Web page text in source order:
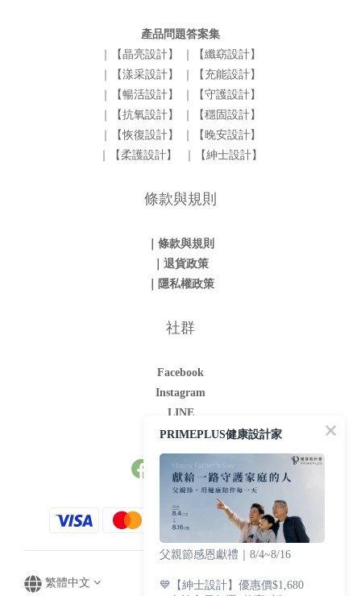
產品問題答案集
｜【晶亮設計】
｜【纖窈設計】
｜【漾采設計】
｜【充能設計】
｜【暢活設計】
｜【守護設計】
｜【抗氧設計】
｜【穩固設計】
｜【恢復設計】
｜【晚安設計】
｜【柔護設計】
｜【紳士設計】
條款與規則
｜條款與規則
｜退貨政策
｜隱私權政策
社群
Facebook
Instagram
LINE
Youtube
繁體中文
PRIMEPLUS健康設計家
父親節感恩獻禮｜8/4~8/16
💙【紳士設計】優惠價$1,680